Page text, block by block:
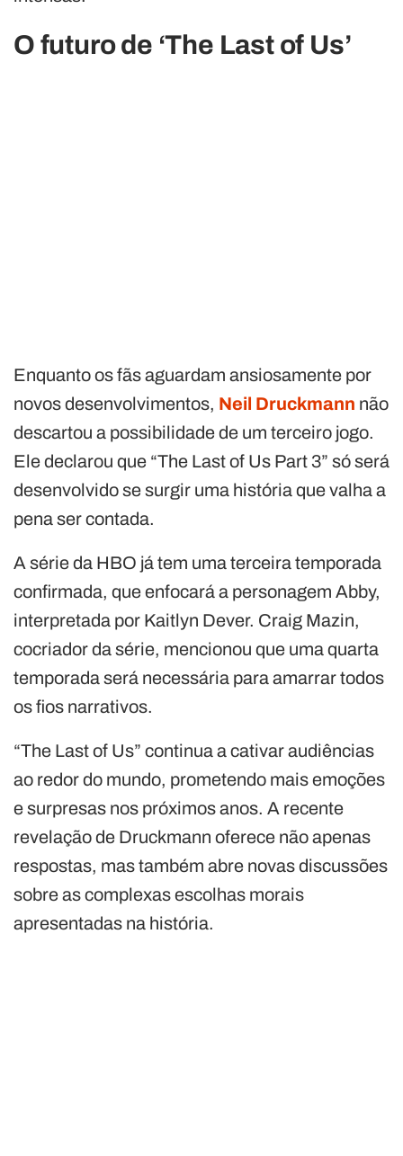
O futuro de ‘The Last of Us’
Enquanto os fãs aguardam ansiosamente por
novos desenvolvimentos, Neil Druckmann não
descartou a possibilidade de um terceiro jogo.
Ele declarou que “The Last of Us Part 3” só será
desenvolvido se surgir uma história que valha a
pena ser contada.
A série da HBO já tem uma terceira temporada
confirmada, que enfocará a personagem Abby,
interpretada por Kaitlyn Dever. Craig Mazin,
cocriador da série, mencionou que uma quarta
temporada será necessária para amarrar todos
os fios narrativos.
“The Last of Us” continua a cativar audiências
ao redor do mundo, prometendo mais emoções
e surpresas nos próximos anos. A recente
revelação de Druckmann oferece não apenas
respostas, mas também abre novas discussões
sobre as complexas escolhas morais
apresentadas na história.